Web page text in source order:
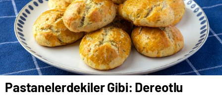
Pastanelerdekiler Gibi: Dereotlu